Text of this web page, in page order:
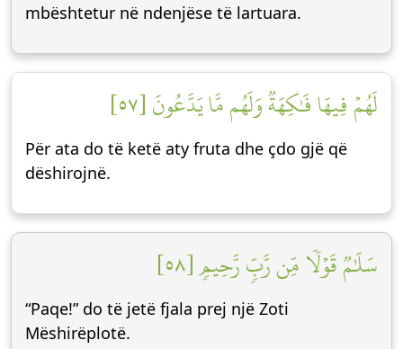
mbështetur në ndenjëse të lartuara.
لَهُمۡ فِيهَا فَٰكِهَةٞ وَلَهُم مَّا يَدَّعُونَ [٥٧]
Për ata do të ketë aty fruta dhe çdo gjë që
dëshirojnë.
سَلَٰمٞ قَوۡلٗا مِّن رَّبّٖ رَّحِيمٖ [٥٨]
“Paqe!” do të jetë fjala prej një Zoti
Mëshirëplotë.